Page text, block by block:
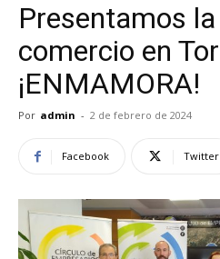
Presentamos
comercio en
¡ENMAMORA!
Por admin - 2 de febrero de 2024
Facebook Twitter